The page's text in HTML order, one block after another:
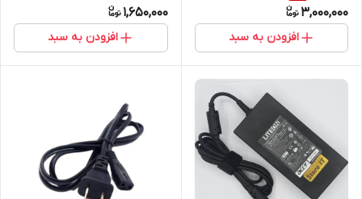
3,000,000
افزودن به سبد
1,650,000
افزودن به سبد